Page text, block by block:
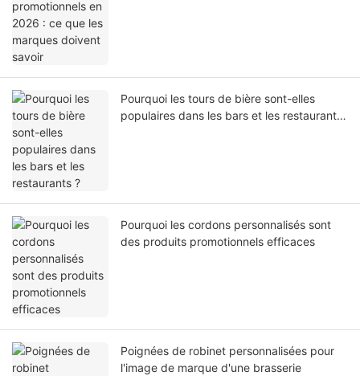
Pourquoi les tours de bière sont-elles
populaires dans les bars et les restaurants
Pourquoi les cordons personnalisés sont
des produits promotionnels efficaces
Poignées de robinet personnalisées pour
l'image de marque d'une brasserie